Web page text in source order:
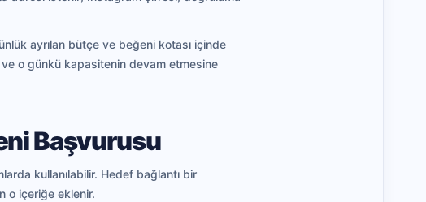
ayrılan bütçe ve beğeni kotası içinde
ve o günkü kapasitenin devam etmesine
Başvurusu
kullanılabilir. Hedef bağlantı bir
o içeriğe eklenir.